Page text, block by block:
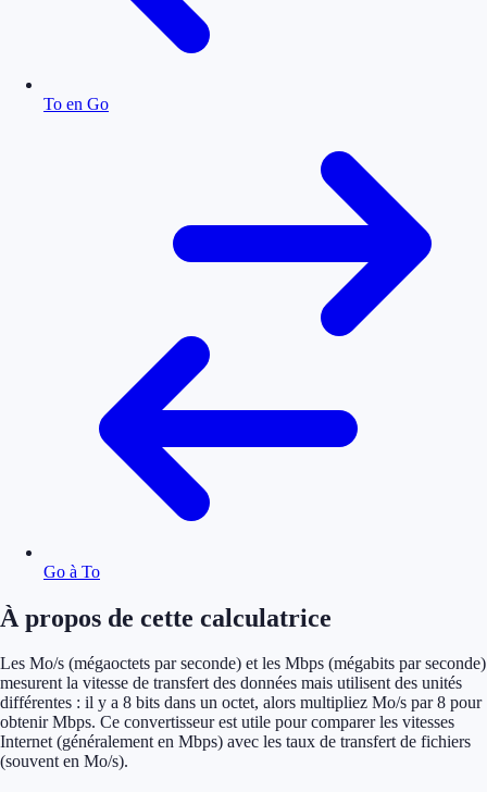
To en Go
Go à To
À propos de cette calculatrice
Les Mo/s (mégaoctets par seconde) et les Mbps (mégabits par seconde)
mesurent la vitesse de transfert des données mais utilisent des unités
différentes : il y a 8 bits dans un octet, alors multipliez Mo/s par 8 pour
obtenir Mbps. Ce convertisseur est utile pour comparer les vitesses
Internet (généralement en Mbps) avec les taux de transfert de fichiers
(souvent en Mo/s).